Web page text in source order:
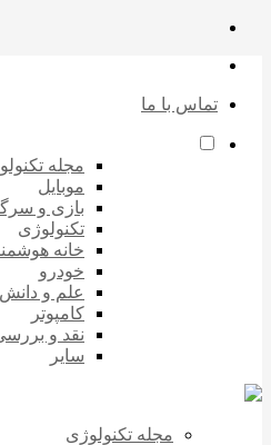
تماس با ما
مجله تکنولوژی
موبایل
بازی و سرگرمی
تکنولوژی
خانه هوشمند
خودرو
علم و دانش
کامپوتر
نقد و بررسی
سایر
مجله تکنولوژی